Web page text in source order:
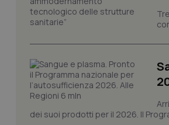
dei suoi prodotti per il 2026. Il